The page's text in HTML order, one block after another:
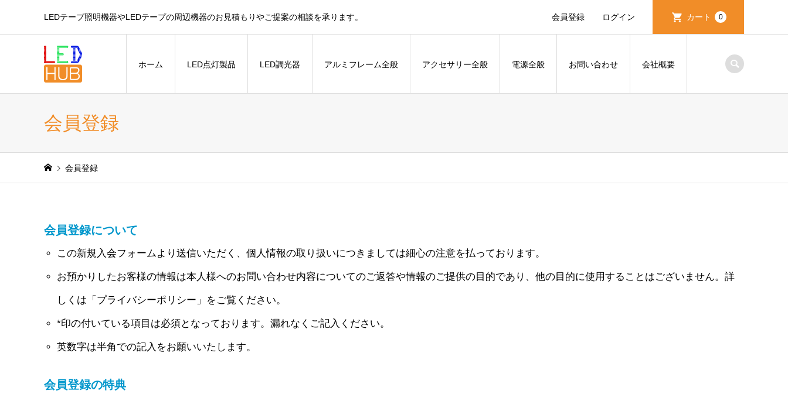
LEDテープ照明機器やLEDテープの周辺機器のお見積もりやご提案の相談を承ります。 会員登録 ログイン カート 0
ホーム LED点灯製品 LED調光器 アルミフレーム全般 アクセサリー全般 電源全般 お問い合わせ 会社概要
会員登録
会員登録
会員登録について
この新規入会フォームより送信いただく、個人情報の取り扱いにつきましては細心の注意を払っております。
お預かりしたお客様の情報は本人様へのお問い合わせ内容についてのご返答や情報のご提供の目的であり、他の目的に使用することはございません。詳
しくは「プライバシーポリシー」をご覧ください。
*印の付いている項目は必須となっております。漏れなくご記入ください。
英数字は半角での記入をお願いいたします。
会員登録の特典